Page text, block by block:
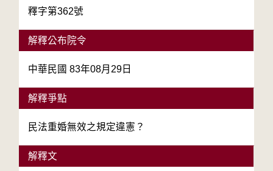
釋字第362號
解釋公布院令
中華民國 83年08月29日
解釋爭點
民法重婚無效之規定違憲？
解釋文